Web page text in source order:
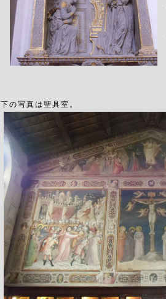
下の写真は聖具室。